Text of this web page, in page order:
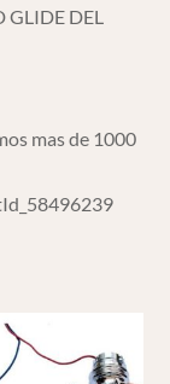
GLIDE DEL
mas de 1000